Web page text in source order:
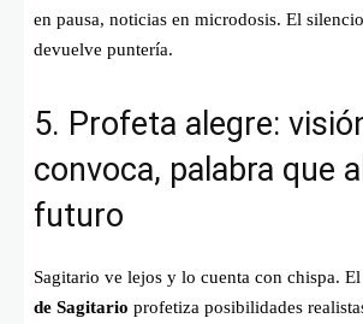
en pausa, noticias en microdosis. El
devuelve puntería.
5. Profeta alegre:
convoca, palabra que
futuro
Sagitario ve lejos y lo cuenta con chispa. El
de Sagitario profetiza posibilidades